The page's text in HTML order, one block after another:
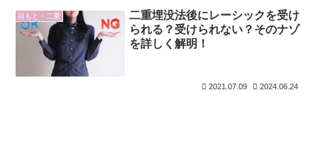
目もと・二重
二重埋没法後にレーシックを受け
られる？受けられない？そのナゾ
を詳しく解明！
2021.07.09 2024.06.24